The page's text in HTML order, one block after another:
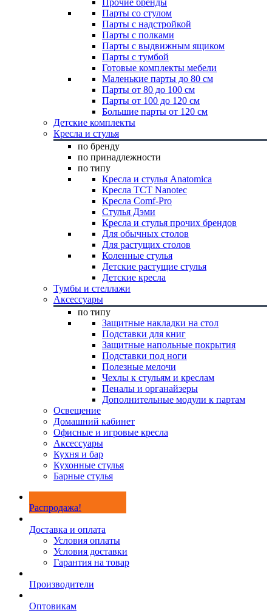
Прочие бренды
Парты со стулом
Парты с надстройкой
Парты с полками
Парты с выдвижным ящиком
Парты с тумбой
Готовые комплекты мебели
Маленькие парты до 80 см
Парты от 80 до 100 см
Парты от 100 до 120 см
Большие парты от 120 см
Детские комплекты
Кресла и стулья
по бренду
по принадлежности
по типу
Кресла и стулья Anatomica
Кресла TCT Nanotec
Кресла Comf-Pro
Стулья Дэми
Кресла и стулья прочих брендов
Для обычных столов
Для растущих столов
Коленные стулья
Детские растущие стулья
Детские кресла
Тумбы и стеллажи
Аксессуары
по типу
Защитные накладки на стол
Подставки для книг
Защитные напольные покрытия
Подставки под ноги
Полезные мелочи
Чехлы к стульям и креслам
Пеналы и органайзеры
Дополнительные модули к партам
Освещение
Домашний кабинет
Офисные и игровые кресла
Аксессуары
Кухня и бар
Кухонные стулья
Барные стулья
Распродажа!
Доставка и оплата
Условия оплаты
Условия доставки
Гарантия на товар
Производители
Оптовикам